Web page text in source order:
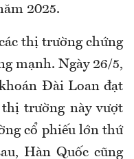
2025.
thị trường chứng
mạnh. Ngày 26/5,
Đài Loan đạt
trường này vượt
cổ phiếu lớn thứ
Hàn Quốc cũng